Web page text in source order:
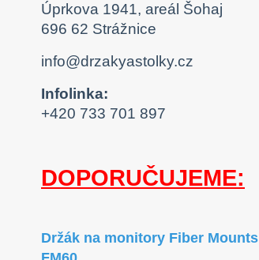
Úprkova 1941, areál Šohaj
696 62 Strážnice
info@drzakyastolky.cz
Infolinka:
+420 733 701 897
DOPORUČUJEME:
Držák na monitory Fiber Mounts